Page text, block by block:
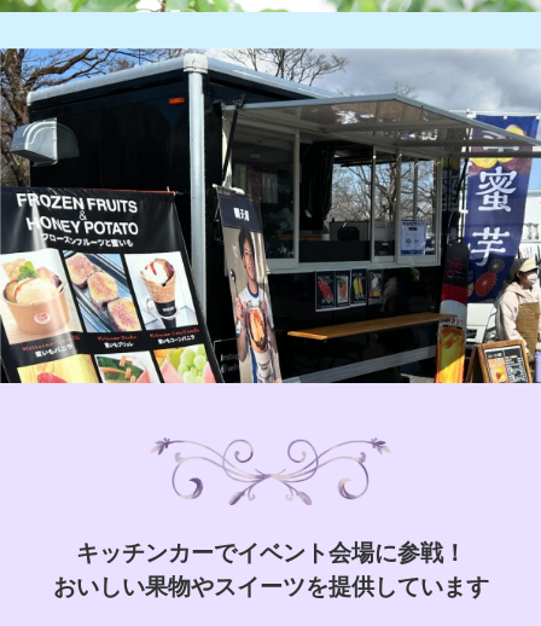
キッチンカーでイベント会場に参戦！
おいしい果物やスイーツを提供しています